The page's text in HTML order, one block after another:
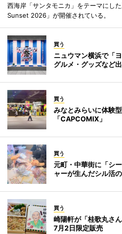
西海岸「サンタモニカ」をテーマにし
Sunset 2026」が開催されている。
買う
ニュウマン横浜で「
グルメ・グッズなど
買う
みなとみらいに体験
「CAPCOMIX」
買う
元町・中華街に「シ
ャーが生んだシル活
買う
崎陽軒が「桂歌丸さ
7月2日限定販売